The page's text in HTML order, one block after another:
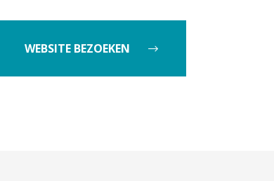
WEBSITE BEZOEKEN